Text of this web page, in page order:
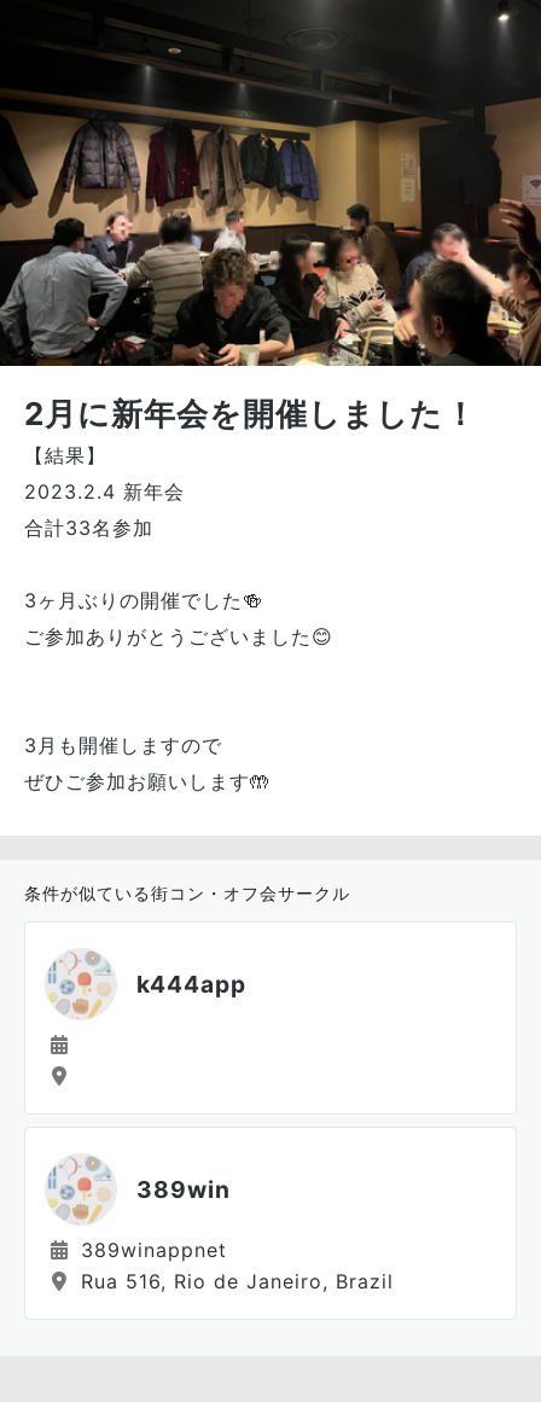
2月に新年会を開催しました！
【結果】
2023.2.4 新年会
合計33名参加
3ヶ月ぶりの開催でした🍻
ご参加ありがとうございました😊
3月も開催しますので
ぜひご参加お願いします🤲
条件が似ている街コン・オフ会サークル
k444app
389win
389winappnet
Rua 516, Rio de Janeiro, Brazil